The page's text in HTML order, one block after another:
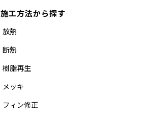
施工方法から探す
放熱
断熱
樹脂再生
メッキ
フィン修正